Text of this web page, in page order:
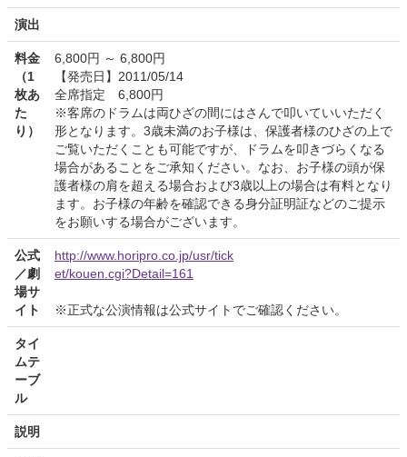
演出
料金
（1
枚あ
た
り）
6,800円 ～ 6,800円
【発売日】2011/05/14
全席指定 6,800円
※客席のドラムは両ひざの間にはさんで叩いていいただく
形となります。3歳未満のお子様は、保護者様のひざの上で
ご覧いただくことも可能ですが、ドラムを叩きづらくなる
場合があることをご承知ください。なお、お子様の頭が保
護者様の肩を超える場合および3歳以上の場合は有料となり
ます。お子様の年齢を確認できる身分証明証などのご提示
をお願いする場合がございます。
公式
／劇
場サ
イト
http://www.horipro.co.jp/usr/tick
et/kouen.cgi?Detail=161
※正式な公演情報は公式サイトでご確認ください。
タイ
ムテ
ーブ
ル
説明